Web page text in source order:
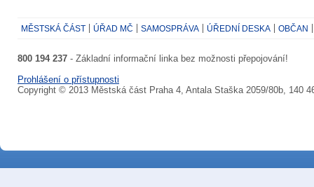
MĚSTSKÁ ČÁST ÚŘAD MČ SAMOSPRÁVA ÚŘEDNÍ DESKA OBČAN
800 194 237 - Základní informační linka bez možnosti přepojování!
Prohlášení o přístupnosti
Copyright © 2013 Městská část Praha 4, Antala Staška 2059/80b, 140